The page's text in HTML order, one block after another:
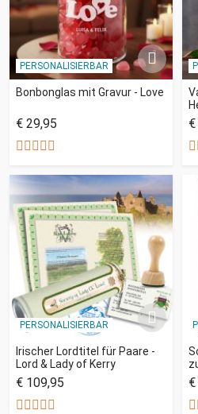
PERSONALISIERBAR
Bonbonglas mit Gravur - Love
€ 29,95
PERSONALISIERBAR
Irischer Lordtitel für Paare -
Lord & Lady of Kerry
€ 109,95